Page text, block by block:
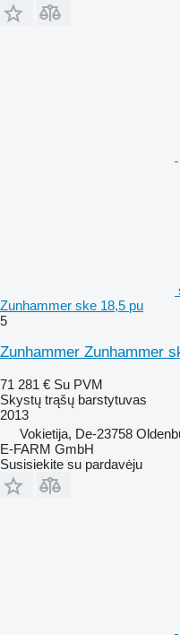
Zunhammer ske 18,5 pu
5
Zunhammer Zunhammer
71 281 € Su PVM
Skystų trąšų barstytuvas
2013
Vokietija, De-23758
E-FARM GmbH
Susisiekite su pardavėju